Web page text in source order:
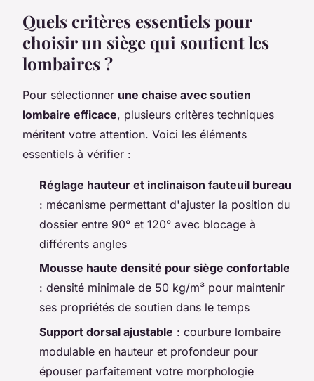
Quels critères essentiels pour
choisir un siège qui soutient les
lombaires ?
Pour sélectionner une chaise avec soutien
lombaire efficace, plusieurs critères techniques
méritent votre attention. Voici les éléments
essentiels à vérifier :
Réglage hauteur et inclinaison fauteuil bureau
: mécanisme permettant d'ajuster la position du
dossier entre 90° et 120° avec blocage à
différents angles
Mousse haute densité pour siège confortable
: densité minimale de 50 kg/m³ pour maintenir
ses propriétés de soutien dans le temps
Support dorsal ajustable : courbure lombaire
modulable en hauteur et profondeur pour
épouser parfaitement votre morphologie